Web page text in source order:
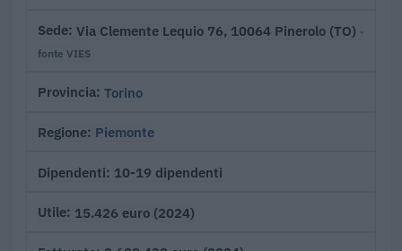
Sede Via Clemente Lequio 76, 10064 Pinerolo (TO) ·
fonte VIES
Provincia Torino
Regione Piemonte
Dipendenti 10-19 dipendenti
Utile 15.426 euro (2024)